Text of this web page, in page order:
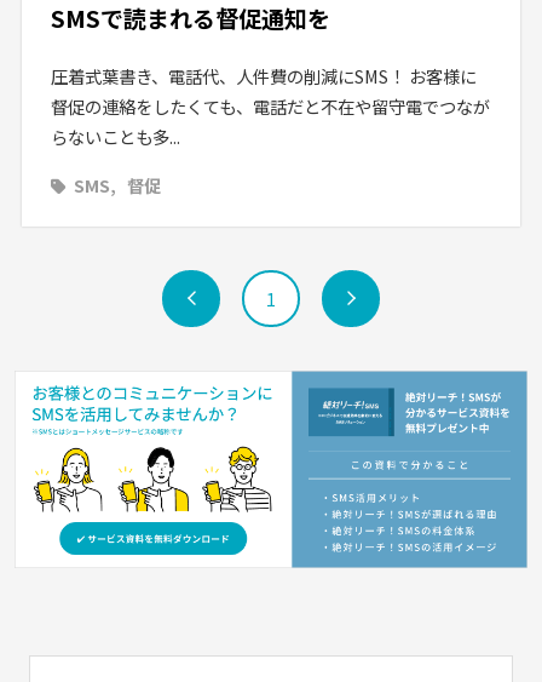
SMSで読まれる督促通知を
圧着式葉書き、電話代、人件費の削減にSMS！ お客様に
督促の連絡をしたくても、電話だと不在や留守電でつなが
らないことも多...
SMS
督促
前 1 次